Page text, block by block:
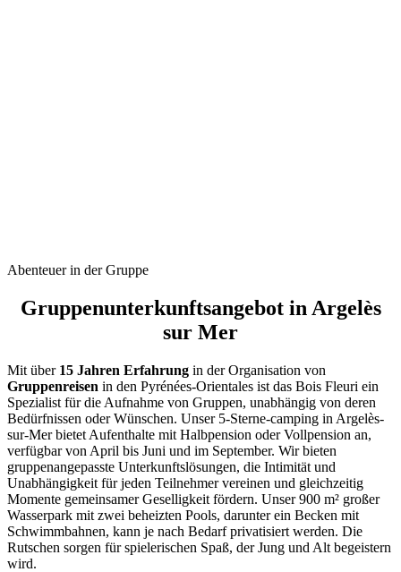
Abenteuer in der Gruppe
Gruppenunterkunftsangebot in Argelès
sur Mer
Mit über 15 Jahren Erfahrung in der Organisation von
Gruppenreisen in den Pyrénées-Orientales ist das Bois Fleuri ein
Spezialist für die Aufnahme von Gruppen, unabhängig von deren
Bedürfnissen oder Wünschen. Unser 5-Sterne-camping in Argelès-
sur-Mer bietet Aufenthalte mit Halbpension oder Vollpension an,
verfügbar von April bis Juni und im September. Wir bieten
gruppenangepasste Unterkunftslösungen, die Intimität und
Unabhängigkeit für jeden Teilnehmer vereinen und gleichzeitig
Momente gemeinsamer Geselligkeit fördern. Unser 900 m² großer
Wasserpark mit zwei beheizten Pools, darunter ein Becken mit
Schwimmbahnen, kann je nach Bedarf privatisiert werden. Die
Rutschen sorgen für spielerischen Spaß, der Jung und Alt begeistern
wird.